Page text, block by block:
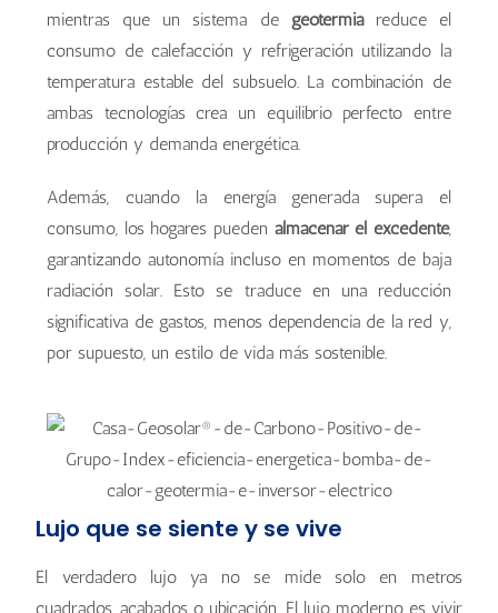
mientras que un sistema de geotermiareduce el
consumo de calefacción y refrigeración utilizando la
temperatura estable del subsuelo. La combinación de
ambas tecnologías crea un equilibrio perfecto entre
producción y demanda energética.
Además, cuando la energía generada supera el
consumo, los hogares pueden almacenar el excedente,
garantizando autonomía incluso en momentos de baja
radiación solar. Esto se traduce en una reducción
significativa de gastos, menos dependencia de la red y,
por supuesto, un estilo de vida más sostenible.
Lujo que se siente y se vive
El verdadero lujo ya no se mide solo en metros
cuadrados, acabados o ubicación. El lujo moderno es vivir